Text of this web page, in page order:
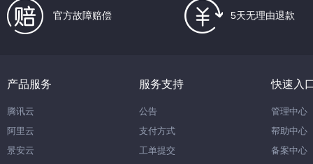
官方故障赔偿 5天无理由退款
产品服务
腾讯云
阿里云
景安云
服务支持
公告
支付方式
工单提交
快速入
管理中心
帮助中心
备案中心